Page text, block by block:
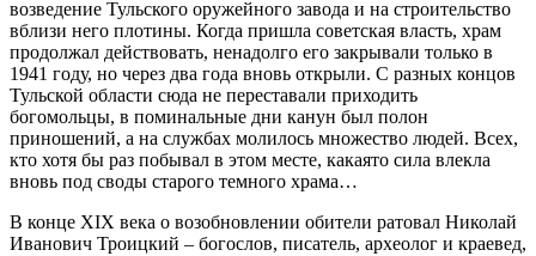
возведение Тульского оружейного завода и на строительство
вблизи него плотины. Когда пришла советская власть, храм
продолжал действовать, ненадолго его закрывали только в
1941 году, но через два года вновь открыли. С разных концов
Тульской области сюда не переставали приходить
богомольцы, в поминальные дни канун был полон
приношений, а на службах молилось множество людей. Всех,
кто хотя бы раз побывал в этом месте, какая­то сила влекла
вновь под своды старого темного храма…
В конце XIX века о возобновлении обители ратовал Николай
Иванович Троицкий – богослов, писатель, археолог и краевед,